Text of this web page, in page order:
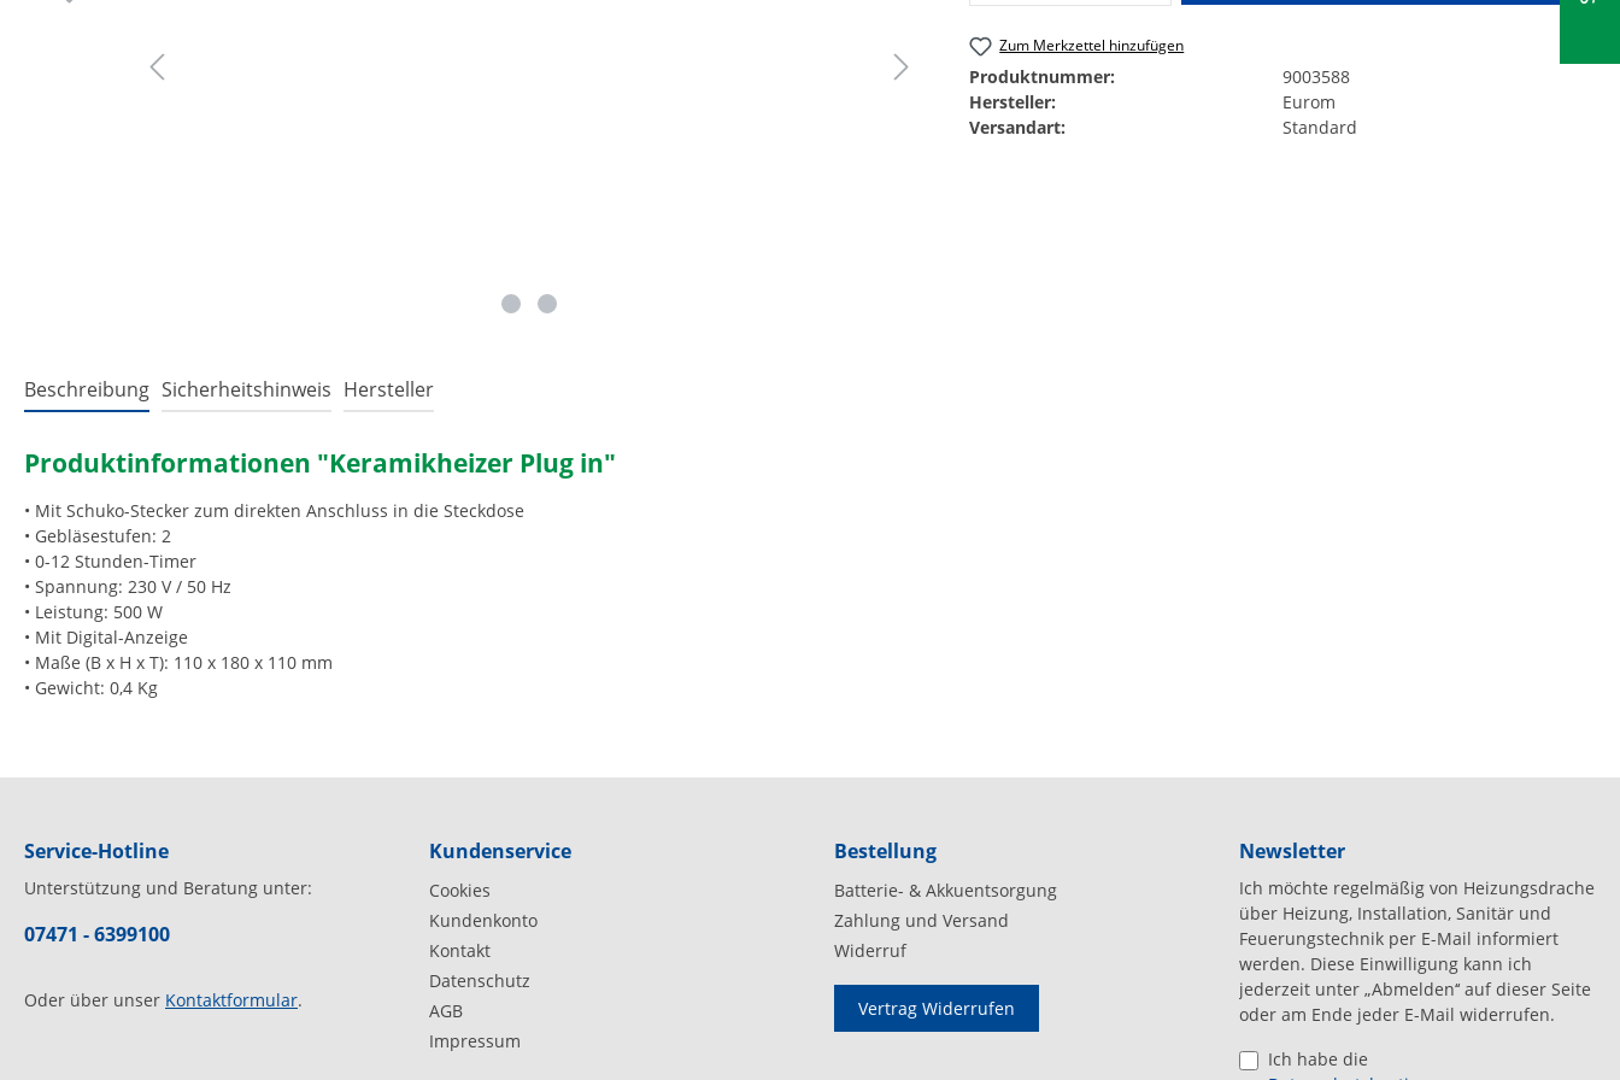
Zum Merkzettel hinzufügen
Produktnummer:
9003588
Hersteller:
Eurom
Versandart:
Standard
Beschreibung Sicherheitshinweis Hersteller
Produktinformationen "Keramikheizer Plug in"
• Mit Schuko-Stecker zum direkten Anschluss in die Steckdose
• Gebläsestufen: 2
• 0-12 Stunden-Timer
• Spannung: 230 V / 50 Hz
• Leistung: 500 W
• Mit Digital-Anzeige
• Maße (B x H x T): 110 x 180 x 110 mm
• Gewicht: 0,4 Kg
Service-Hotline
Unterstützung und Beratung unter:
07471 - 6399100
Oder über unser Kontaktformular.
Kundenservice
Cookies
Kundenkonto
Kontakt
Datenschutz
AGB
Impressum
Bestellung
Batterie- & Akkuentsorgung
Zahlung und Versand
Widerruf
Vertrag Widerrufen
Newsletter
Ich möchte regelmäßig von Heizungsdrache
über Heizung, Installation, Sanitär und
Feuerungstechnik per E-Mail informiert
werden. Diese Einwilligung kann ich
jederzeit unter „Abmelden‘‘ auf dieser Seite
oder am Ende jeder E-Mail widerrufen.
Ich habe die